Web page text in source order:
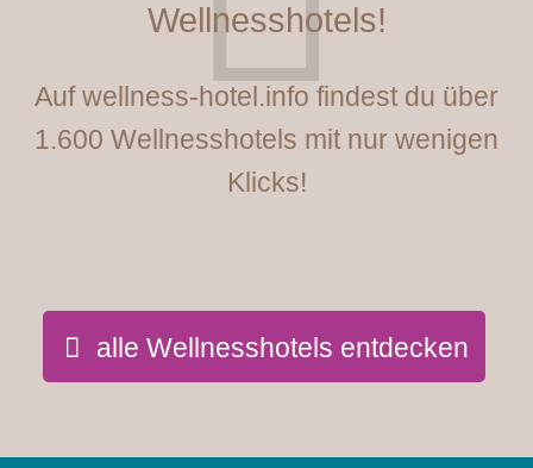
Wellnesshotels!
Auf wellness-hotel.info findest du über
1.600 Wellnesshotels mit nur wenigen
Klicks!
alle Wellnesshotels entdecken